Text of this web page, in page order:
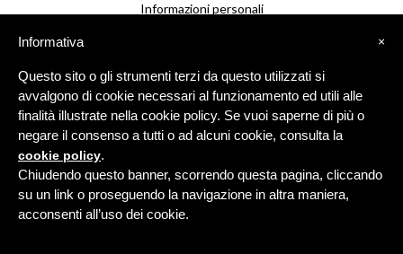
Informazioni personali
Le mie liste di desideri
I miei avvisi
FRANCHISING
Negozio Leggero è una rete di
negozi in franchising.
Per maggiori infoclicca qui.
×
Informativa
Questo sito o gli strumenti terzi da questo utilizzati si
avvalgono di cookie necessari al funzionamento ed utili alle
finalità illustrate nella cookie policy. Se vuoi saperne di più o
negare il consenso a tutti o ad alcuni cookie, consulta la
cookie policy.
Chiudendo questo banner, scorrendo questa pagina, cliccando
su un link o proseguendo la navigazione in altra maniera,
acconsenti all’uso dei cookie.